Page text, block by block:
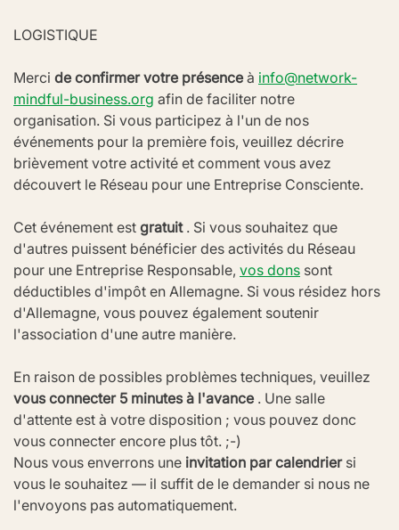
LOGISTIQUE
Merci de confirmer votre présence à info@network-
mindful-business.org afin de faciliter notre
organisation. Si vous participez à l'un de nos
événements pour la première fois, veuillez décrire
brièvement votre activité et comment vous avez
découvert le Réseau pour une Entreprise Consciente.
Cet événement est gratuit . Si vous souhaitez que
d'autres puissent bénéficier des activités du Réseau
pour une Entreprise Responsable, vos dons sont
déductibles d'impôt en Allemagne. Si vous résidez hors
d'Allemagne, vous pouvez également soutenir
l'association d'une autre manière.
En raison de possibles problèmes techniques, veuillez
vous connecter 5 minutes à l'avance . Une salle
d'attente est à votre disposition ; vous pouvez donc
vous connecter encore plus tôt. ;-)
Nous vous enverrons une invitation par calendrier si
vous le souhaitez — il suffit de le demander si nous ne
l'envoyons pas automatiquement.